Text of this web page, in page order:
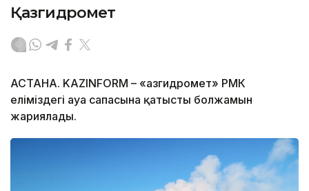
Қазгидромет
АСТАНА. KAZINFORM – «Қазгидромет» РМК
еліміздегі ауа сапасына қатысты болжамын
жариялады.